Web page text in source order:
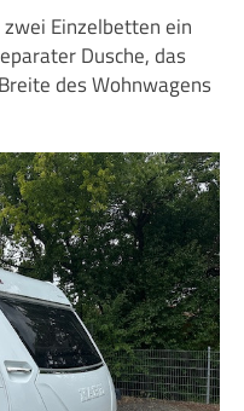
Einzelbetten ein
Dusche, das
des Wohnwagens